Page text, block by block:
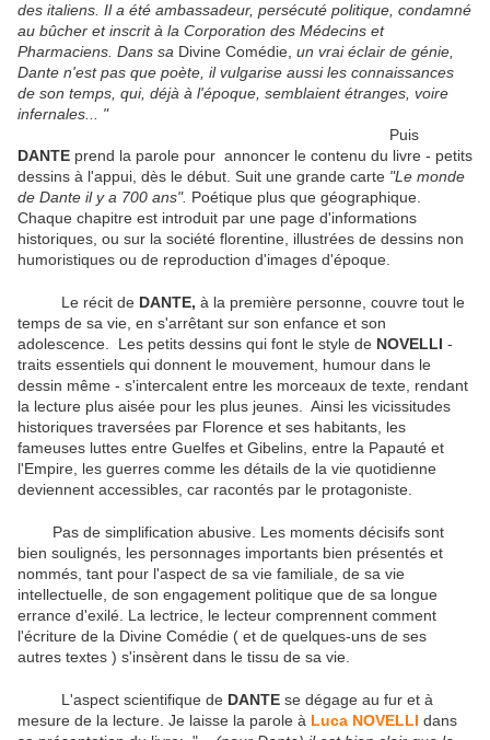
des italiens. Il a été ambassadeur, persécuté politique, condamné
au bûcher et inscrit à la Corporation des Médecins et
Pharmaciens. Dans sa Divine Comédie, un vrai éclair de génie,
Dante n'est pas que poète, il vulgarise aussi les connaissances
de son temps, qui, déjà à l'époque, semblaient étranges, voire
infernales... "
Puis
DANTE prend la parole pour annoncer le contenu du livre - petits
dessins à l'appui, dès le début. Suit une grande carte "Le monde
de Dante il y a 700 ans". Poétique plus que géographique.
Chaque chapitre est introduit par une page d'informations
historiques, ou sur la société florentine, illustrées de dessins non
humoristiques ou de reproduction d'images d'époque.
Le récit de DANTE, à la première personne, couvre tout le
temps de sa vie, en s'arrêtant sur son enfance et son
adolescence. Les petits dessins qui font le style de NOVELLI -
traits essentiels qui donnent le mouvement, humour dans le
dessin même - s'intercalent entre les morceaux de texte, rendant
la lecture plus aisée pour les plus jeunes. Ainsi les vicissitudes
historiques traversées par Florence et ses habitants, les
fameuses luttes entre Guelfes et Gibelins, entre la Papauté et
l'Empire, les guerres comme les détails de la vie quotidienne
deviennent accessibles, car racontés par le protagoniste.
Pas de simplification abusive. Les moments décisifs sont
bien soulignés, les personnages importants bien présentés et
nommés, tant pour l'aspect de sa vie familiale, de sa vie
intellectuelle, de son engagement politique que de sa longue
errance d'exilé. La lectrice, le lecteur comprennent comment
l'écriture de la Divine Comédie ( et de quelques-uns de ses
autres textes ) s'insèrent dans le tissu de sa vie.
L'aspect scientifique de DANTE se dégage au fur et à
mesure de la lecture. Je laisse la parole à Luca NOVELLI dans